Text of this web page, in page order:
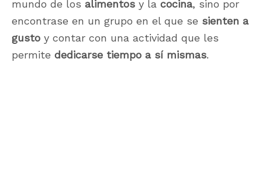
mundo de los alimentos y la cocina, sino por
encontrase en un grupo en el que se sienten a
gusto y contar con una actividad que les
permite dedicarse tiempo a sí mismas.